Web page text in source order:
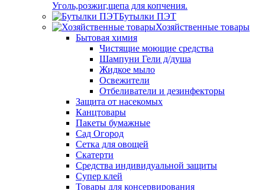
Уголь,розжиг,щепа для копчения.
Бутылки ПЭТ
Хозяйственные товары
Бытовая химия
Чистящие моющие средства
Шампуни Гели д/душа
Жидкое мыло
Освежители
Отбеливатели и дезинфекторы
Защита от насекомых
Канцтовары
Пакеты бумажные
Сад Огород
Сетка для овощей
Скатерти
Средства индивидуальной защиты
Супер клей
Товары для консервирования